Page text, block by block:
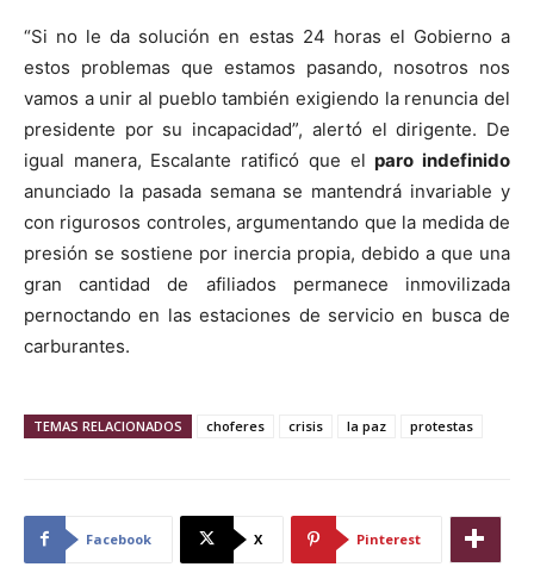
“Si no le da solución en estas 24 horas el Gobierno a
estos problemas que estamos pasando, nosotros nos
vamos a unir al pueblo también exigiendo la renuncia del
presidente por su incapacidad”, alertó el dirigente. De
igual manera, Escalante ratificó que elparo indefinido
anunciado la pasada semana se mantendrá invariable y
con rigurosos controles, argumentando que la medida de
presión se sostiene por inercia propia, debido a que una
gran cantidad de afiliados permanece inmovilizada
pernoctando en las estaciones de servicio en busca de
carburantes.
TEMAS RELACIONADOS choferes crisis la paz protestas
Facebook X Pinterest